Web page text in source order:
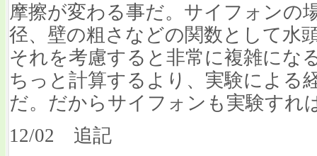
摩擦が変わる事だ。サイフォンの
径、壁の粗さなどの関数として水
それを考慮すると非常に複雑にな
ちっと計算するより、実験による
だ。だからサイフォンも実験すれ
12/02 追記